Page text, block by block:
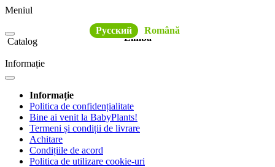
Meniul
Limba
Русский
Română
Catalog
Informație
Informație
Politica de confidențialitate
Bine ai venit la BabyPlants!
Termeni și condiții de livrare
Achitare
Condițiile de acord
Politica de utilizare cookie-uri